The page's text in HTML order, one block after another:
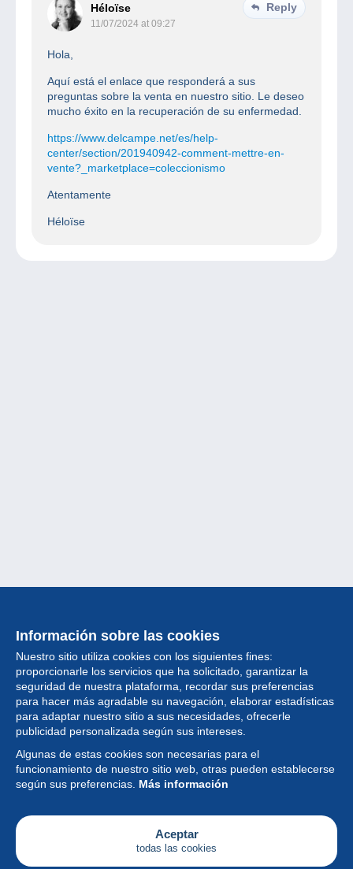
Héloïse
11/07/2024 at 09:27
Reply
Hola,
Aquí está el enlace que responderá a sus
preguntas sobre la venta en nuestro sitio. Le deseo
mucho éxito en la recuperación de su enfermedad.
https://www.delcampe.net/es/help-
center/section/201940942-comment-mettre-en-
vente?_marketplace=coleccionismo
Atentamente
Héloïse
Información sobre las cookies
Nuestro sitio utiliza cookies con los siguientes fines:
proporcionarle los servicios que ha solicitado, garantizar la
seguridad de nuestra plataforma, recordar sus preferencias
para hacer más agradable su navegación, elaborar estadísticas
para adaptar nuestro sitio a sus necesidades, ofrecerle
publicidad personalizada según sus intereses.
Algunas de estas cookies son necesarias para el
funcionamiento de nuestro sitio web, otras pueden establecerse
según sus preferencias. Más información
Aceptar
todas las cookies
Colección
Noticias
Funcionalidad
Empresa
Servicios